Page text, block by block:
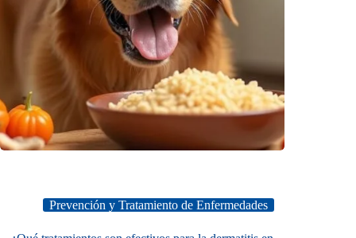
Prevención y Tratamiento de Enfermedades